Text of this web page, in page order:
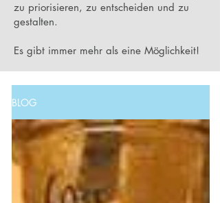
zu priorisieren, zu entscheiden und zu
gestalten.
Es gibt immer mehr als eine Möglichkeit!
BLOG